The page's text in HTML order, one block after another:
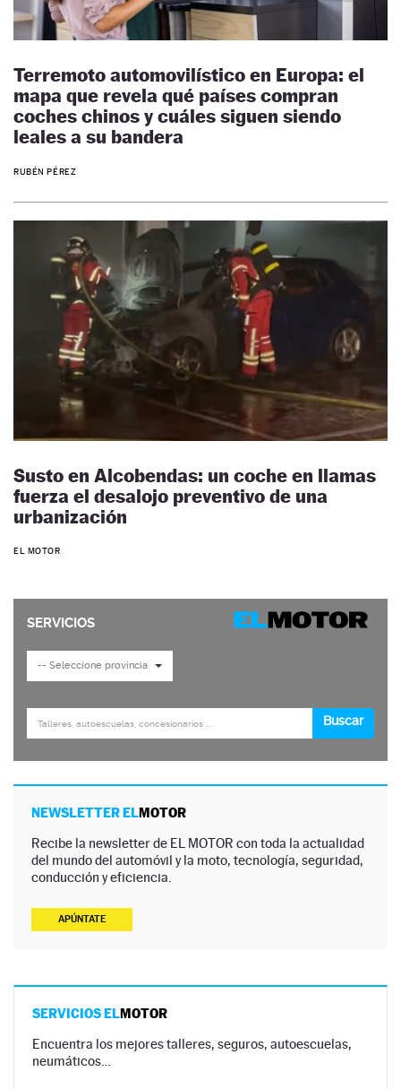
Terremoto automovilístico en Europa: el
mapa que revela qué países compran
coches chinos y cuáles siguen siendo
leales a su bandera
RUBÉN PÉREZ
Susto en Alcobendas: un coche en llamas
fuerza el desalojo preventivo de una
urbanización
EL MOTOR
NEWSLETTER ELMOTOR
Recibe la newsletter de EL MOTOR con toda la actualidad
del mundo del automóvil y la moto, tecnología, seguridad,
conducción y eficiencia.
APÚNTATE
SERVICIOS ELMOTOR
Encuentra los mejores talleres, seguros, autoescuelas,
neumáticos…